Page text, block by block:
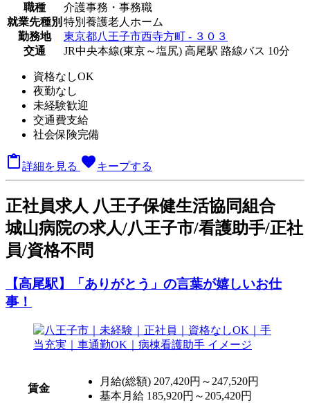
職種
介護事務・事務職
就業先種別 特別養護老人ホーム
勤務地
東京都八王子市西寺方町 - ３０３
交通
JR中央本線(東京～塩尻) 高尾駅 路線バス 10分
資格なしOK
夜勤なし
未経験歓迎
交通費支給
社会保険完備
詳細を見る favoriteキープする
正社員求人 八王子保健生活協同組合
城山病院の求人/八王子市/看護助手/正社
員/資格不問
【高尾駅】「ありがとう」の言葉が嬉しいお仕
事！
賃金
月給(総額) 207,420円～247,520円
基本月給 185,920円～205,420円